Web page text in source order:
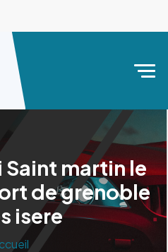
Saint martin le
de grenoble
isere